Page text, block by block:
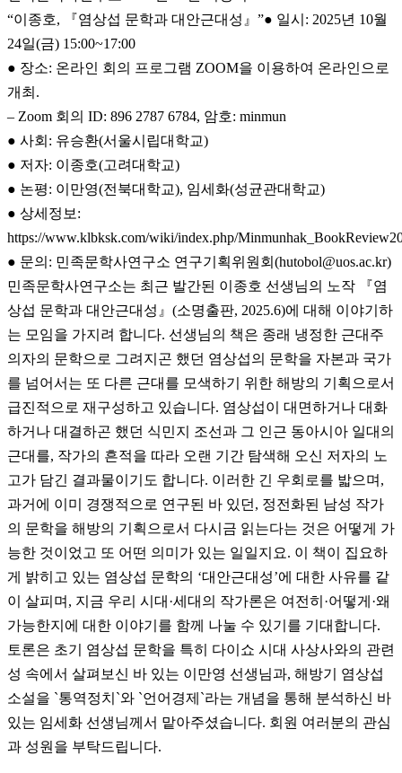
“이종호, 『염상섭 문학과 대안근대성』”● 일시: 2025년 10월
24일(금) 15:00~17:00
● 장소: 온라인 회의 프로그램 ZOOM을 이용하여 온라인으로
개최.
– Zoom 회의 ID: 896 2787 6784, 암호: minmun
● 사회: 유승환(서울시립대학교)
● 저자: 이종호(고려대학교)
● 논평: 이만영(전북대학교), 임세화(성균관대학교)
● 상세정보:
https://www.klbksk.com/wiki/index.php/
● 문의: 민족문학사연구소 연구기획위원회(hutobol@uos.ac.kr)
민족문학사연구소는 최근 발간된 이종호 선생님의 노작 『염
상섭 문학과 대안근대성』(소명출판, 2025.6)에 대해 이야기하
는 모임을 가지려 합니다. 선생님의 책은 종래 냉정한 근대주
의자의 문학으로 그려지곤 했던 염상섭의 문학을 자본과 국가
를 넘어서는 또 다른 근대를 모색하기 위한 해방의 기획으로서
급진적으로 재구성하고 있습니다. 염상섭이 대면하거나 대화
하거나 대결하곤 했던 식민지 조선과 그 인근 동아시아 일대의
근대를, 작가의 흔적을 따라 오랜 기간 탐색해 오신 저자의 노
고가 담긴 결과물이기도 합니다. 이러한 긴 우회로를 밟으며,
과거에 이미 경쟁적으로 연구된 바 있던, 정전화된 남성 작가
의 문학을 해방의 기획으로서 다시금 읽는다는 것은 어떻게 가
능한 것이었고 또 어떤 의미가 있는 일일지요. 이 책이 집요하
게 밝히고 있는 염상섭 문학의 ‘대안근대성’에 대한 사유를 같
이 살피며, 지금 우리 시대·세대의 작가론은 여전히·어떻게·왜
가능한지에 대한 이야기를 함께 나눌 수 있기를 기대합니다.
토론은 초기 염상섭 문학을 특히 다이쇼 시대 사상사와의 관련
성 속에서 살펴보신 바 있는 이만영 선생님과, 해방기 염상섭
소설을 `통역정치`와 `언어경제`라는 개념을 통해 분석하신 바
있는 임세화 선생님께서 맡아주셨습니다. 회원 여러분의 관심
과 성원을 부탁드립니다.